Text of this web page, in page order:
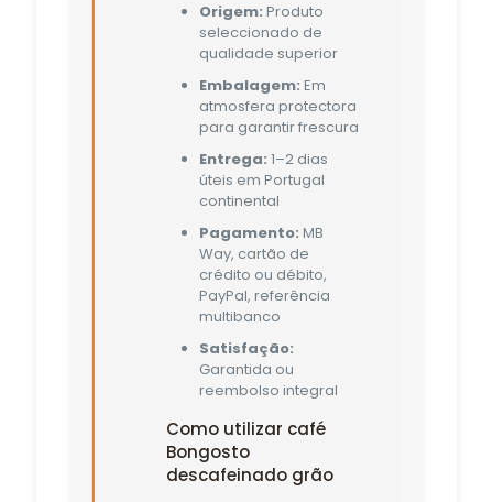
Origem: Produto
seleccionado de
qualidade superior
Embalagem: Em
atmosfera protectora
para garantir frescura
Entrega: 1–2 dias
úteis em Portugal
continental
Pagamento: MB
Way, cartão de
crédito ou débito,
PayPal, referência
multibanco
Satisfação:
Garantida ou
reembolso integral
Como utilizar café
Bongosto
descafeinado grão